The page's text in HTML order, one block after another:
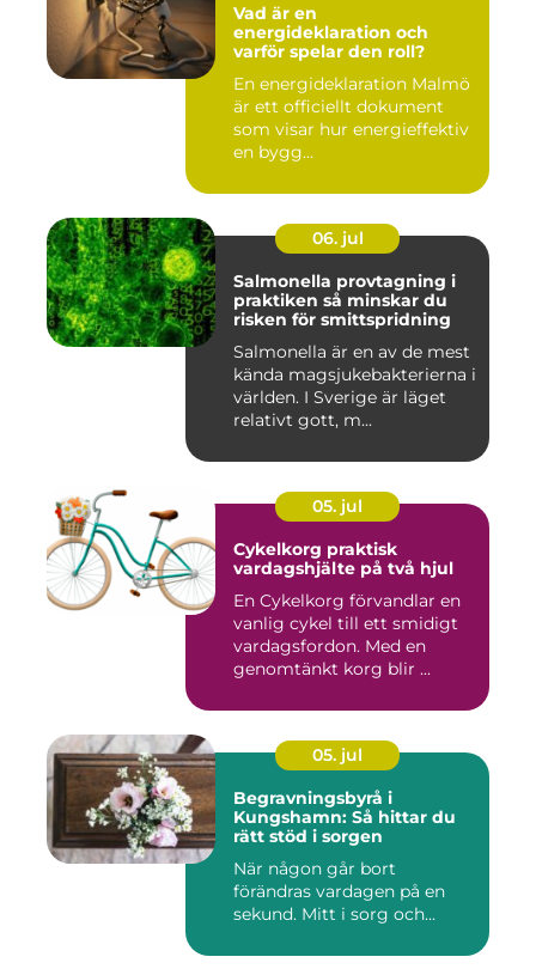
Vad är en
energideklaration och
varför spelar den roll?
En energideklaration Malmö
är ett officiellt dokument
som visar hur energieffektiv
en bygg...
06. jul
Salmonella provtagning i
praktiken så minskar du
risken för smittspridning
Salmonella är en av de mest
kända magsjukebakterierna i
världen. I Sverige är läget
relativt gott, m...
05. jul
Cykelkorg praktisk
vardagshjälte på två hjul
En Cykelkorg förvandlar en
vanlig cykel till ett smidigt
vardagsfordon. Med en
genomtänkt korg blir ...
05. jul
Begravningsbyrå i
Kungshamn: Så hittar du
rätt stöd i sorgen
När någon går bort
förändras vardagen på en
sekund. Mitt i sorg och...